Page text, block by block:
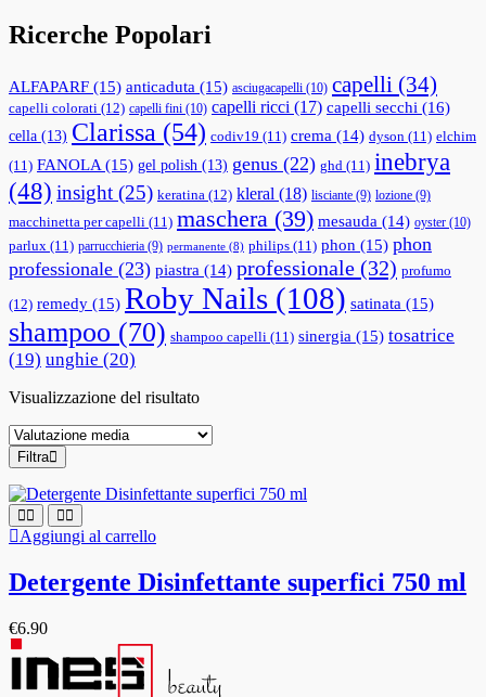
Ricerche Popolari
ALFAPARF (15) anticaduta (15) asciugacapelli (10) capelli (34)
capelli colorati (12) capelli fini (10) capelli ricci (17) capelli secchi (16)
cella (13) Clarissa (54) codiv19 (11) crema (14) dyson (11) elchim
(11) FANOLA(15) gel polish (13) genus (22) ghd (11) inebrya
(48) insight (25) keratina (12) kleral (18) lisciante (9) lozione (9)
macchinetta per capelli (11) maschera (39) mesauda (14) oyster (10)
parlux (11) parrucchieria (9) permanente (8) philips (11) phon (15) phon
professionale (23) piastra (14) professionale (32) profumo
(12) remedy (15) Roby Nails (108) satinata (15)
shampoo (70) shampoo capelli (11) sinergia (15) tosatrice
(19) unghie (20)
Visualizzazione del risultato
Filtra
Aggiungi al carrello
Detergente Disinfettante superfici 750 ml
€6.90